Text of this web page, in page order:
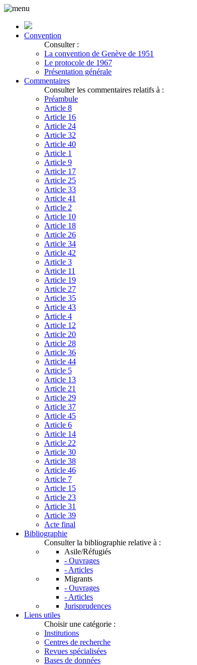
Convention
Consulter :
La convention de Genève de 1951
Le protocole de 1967
Présentation générale
Commentaires
Consulter les commentaires relatifs à :
Préambule
Article 8
Article 16
Article 24
Article 32
Article 40
Article 1
Article 9
Article 17
Article 25
Article 33
Article 41
Article 2
Article 10
Article 18
Article 26
Article 34
Article 42
Article 3
Article 11
Article 19
Article 27
Article 35
Article 43
Article 4
Article 12
Article 20
Article 28
Article 36
Article 44
Article 5
Article 13
Article 21
Article 29
Article 37
Article 45
Article 6
Article 14
Article 22
Article 30
Article 38
Article 46
Article 7
Article 15
Article 23
Article 31
Article 39
Acte final
Bibliographie
Consulter la bibliographie relative à :
Asile/Réfugiés
- Ouvrages
- Articles
Migrants
- Ouvrages
- Articles
Jurisprudences
Liens utiles
Choisir une catégorie :
Institutions
Centres de recherche
Revues spécialisées
Bases de données